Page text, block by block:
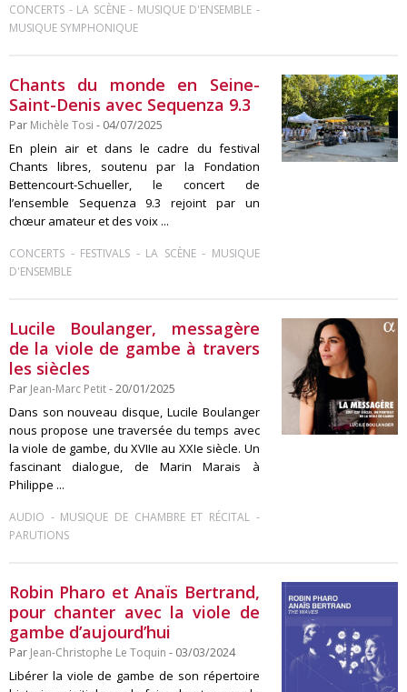
CONCERTS - LA SCÈNE- MUSIQUE D'ENSEMBLE -
MUSIQUE SYMPHONIQUE
Chants du monde en Seine-
Saint-Denis avec Sequenza 9.3
Par Michèle Tosi - 04/07/2025
En plein air et dans le cadre du festival
Chants libres, soutenu par la Fondation
Bettencourt-Schueller, le concert de
l’ensemble Sequenza 9.3 rejoint par un
chœur amateur et des voix ...
CONCERTS - FESTIVALS - LA SCÈNE- MUSIQUE
D'ENSEMBLE
Lucile Boulanger, messagère
de la viole de gambe à travers
les siècles
Par Jean-Marc Petit- 20/01/2025
Dans son nouveau disque, Lucile Boulanger
nous propose une traversée du temps avec
la viole de gambe, du XVIIe au XXIe siècle. Un
fascinant dialogue, de Marin Marais à
Philippe ...
AUDIO - MUSIQUE DE CHAMBRE ET RÉCITAL-
PARUTIONS
Robin Pharo et Anaïs Bertrand,
pour chanter avec la viole de
gambe d’aujourd’hui
Par Jean-Christophe Le Toquin - 03/03/2024
Libérer la viole de gambe de son répertoire